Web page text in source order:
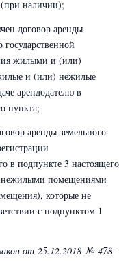
наличии);
договор аренды
государственной
жилыми и (или)
и (или) нежилые
арендодателю в
пункта;
аренды земельного
в подпункте 3 настоящего
нежилыми помещениями
которые не
с подпунктом 1
от 25.12.2018 № 478-